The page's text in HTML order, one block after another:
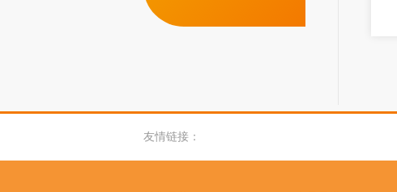
友情链接：